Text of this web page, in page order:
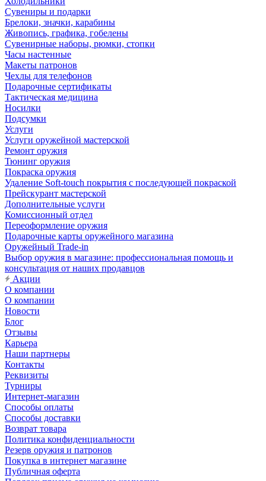
Сувениры и подарки
Брелоки, значки, карабины
Живопись, графика, гобелены
Сувенирные наборы, рюмки, стопки
Часы настенные
Макеты патронов
Чехлы для телефонов
Подарочные сертификаты
Тактическая медицина
Носилки
Подсумки
Услуги
Услуги оружейной мастерской
Ремонт оружия
Тюнинг оружия
Покраска оружия
Удаление Soft-touch покрытия с последующей покраской
Прейскурант мастерской
Дополнительные услуги
Комиссионный отдел
Переоформление оружия
Подарочные карты оружейного магазина
Оружейный Trade-in
Выбор оружия в магазине: профессиональная помощь и
консультация от наших продавцов
Акции
О компании
О компании
Новости
Блог
Отзывы
Карьера
Наши партнеры
Контакты
Реквизиты
Турниры
Интернет-магазин
Способы оплаты
Способы доставки
Возврат товара
Политика конфиденциальности
Резерв оружия и патронов
Покупка в интернет магазине
Публичная оферта